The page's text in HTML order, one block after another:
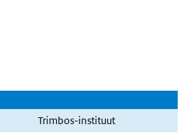
Trimbos-instituut